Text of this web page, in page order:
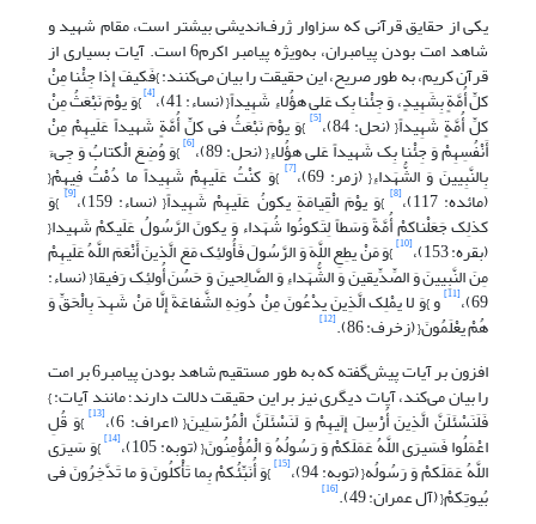
یکی از حقایق قرآنی که سزاوار ژرف‌اندیشی بیشتر است، مقام شهید و
شاهد امت بودن پیامبران، به‌ویژه پیامبر اکرم6 است. آیات بسیاری از
قرآن کریم، به طور صریح، این حقیقت را بیان می‌کنند: }فَکیفَ إِذا جِئْنا مِنْ
کلِّ أُمَّةٍ بِشَهِیدٍ، وَ جِئْنا بِک عَلی‏ هؤُلاءِ شَهِیداً{ (نساء: 41)، [4] }وَ یوْمَ نَبْعَثُ مِنْ
کلِّ أُمَّةٍ شَهِیداً{ (نحل: 84)، [5] }وَ یوْمَ نَبْعَثُ فی‏ کلِّ أُمَّةٍ شَهیداً عَلَیهِمْ مِنْ
أَنْفُسِهِمْ وَ جِئْنا بِک شَهیداً عَلی‏ هؤُلاءِ{ (نحل: 89)، [6] }وَ وُضِعَ الْکتابُ وَ جِی‏ءَ
بِالنَّبِیینَ وَ الشُّهَداءِ{ (زمر: 69)، [7] }وَ کنْتُ عَلَیهِمْ شَهِیداً ما دُمْتُ فِیهِمْ{
(مائده: 117)، [8] }وَ یوْمَ الْقِیامَةِ یکونُ عَلَیهِمْ شَهِیداً{ (نساء: 159)، [9] }وَ
کذلِک جَعَلْناکمْ أُمَّةً وَسَطاً لِتَکونُوا شُهَداء وَ یکونَ الرَّسُولُ عَلَیکمْ شَهیدا{
(بقره: 153)، [10] }وَ مَنْ یطِعِ اللَّهَ وَ الرَّسُولَ فَأُولئِک مَعَ الَّذینَ أَنْعَمَ اللَّهُ عَلَیهِمْ
مِنَ النَّبِیینَ وَ الصِّدِّیقینَ وَ الشُّهَداءِ وَ الصَّالِحینَ وَ حَسُنَ أُولئِک رَفیقا{ (نساء:
69)، [11] و }وَ لا یمْلِک الَّذِینَ یدْعُونَ مِنْ دُونِهِ الشَّفاعَةَ إِلَّا مَنْ شَهِدَ بِالْحَقِّ وَ
هُمْ یعْلَمُونَ{ (زخرف: 86). [12]
افزون بر آیات پیش‌گفته که به طور مستقیم شاهد بودن پیامبر6 بر امت
را بیان می‌کند، آیات دیگری نیز بر این حقیقت دلالت دارند؛ مانند آیات: }
فَلَنَسْئَلَنَّ الَّذِینَ أُرْسِلَ إِلَیهِمْ وَ لَنَسْئَلَنَّ الْمُرْسَلِینَ{ (اعراف: 6)، [13] }وَ قُلِ
اعْمَلُوا فَسَیرَی اللَّهُ عَمَلَکمْ وَ رَسُولُهُ وَ الْمُؤْمِنُونَ{ (توبه: 105)، [14] }وَ سَیرَى
اللَّهُ عَمَلَکمْ وَ رَسُولُه{ (توبه: 94)، [15] }وَ أُنَبِّئُکمْ بِما تَأْکلُونَ وَ ما تَدَّخِرُونَ فی‏
بُیوتِکمْ{ (آل عمران: 49). [16]